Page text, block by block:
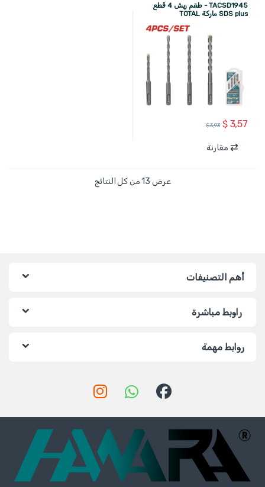
TACSD1945 - طقم ريش 4 قطع
SDS plus ماركة TOTAL
$3,57
$3,93
مقارنة
عرض ⁦13⁩ من كل النتائج
أهم التصنيفات
راوبط مباشرة
روابط مهمة